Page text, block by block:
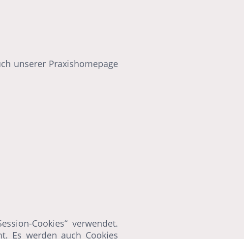
unserer Praxishomepage
Cookies“ verwendet.
Es werden auch Cookies